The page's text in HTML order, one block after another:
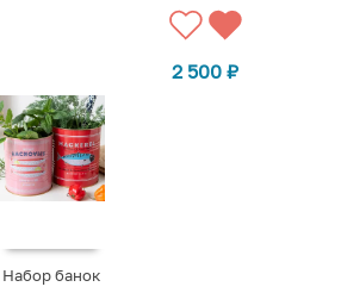
2 500₽
Набор банок